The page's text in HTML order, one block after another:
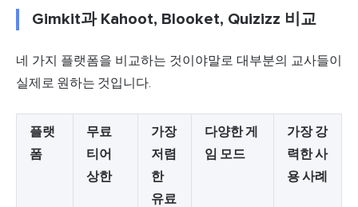
Gimkit과 Kahoot, Blooket, Quizizz 비교
네 가지 플랫폼을 비교하는 것이야말로 대부분의 교사들이
실제로 원하는 것입니다.
플랫
폼
무료
티어
상한
가장
저렴
한
유료
다양한 게
임 모드
가장 강
력한 사
용 사례